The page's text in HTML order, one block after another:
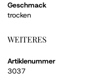
Geschmack
trocken
WEITERES
Artiklenummer
3037